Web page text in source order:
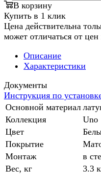
В корзину
Купить в 1 клик
Цена действительна
может отличаться от
Описание
Характеристики
Документы
Инструкция по
Основной материал
Коллекция
Uno
Цвет
Покрытие
Монтаж
в
Вес, кг
3.3